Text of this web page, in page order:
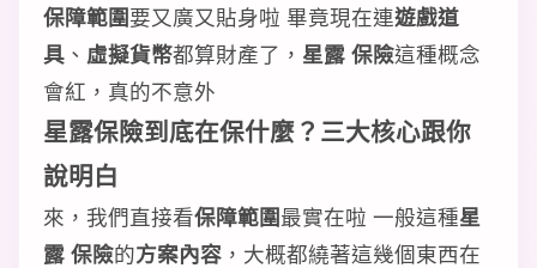
保障範圍要又廣又貼身啦 畢竟現在連遊戲道
具 、 虛擬貨幣都算財產了， 星露 保險這種概念
會紅，真的不意外
星露保險到底在保什麼？三大核心跟你
說明白
來，我們直接看保障範圍最實在啦 一般這種星
露 保險的方案內容 ，大概都繞著這幾個東西在